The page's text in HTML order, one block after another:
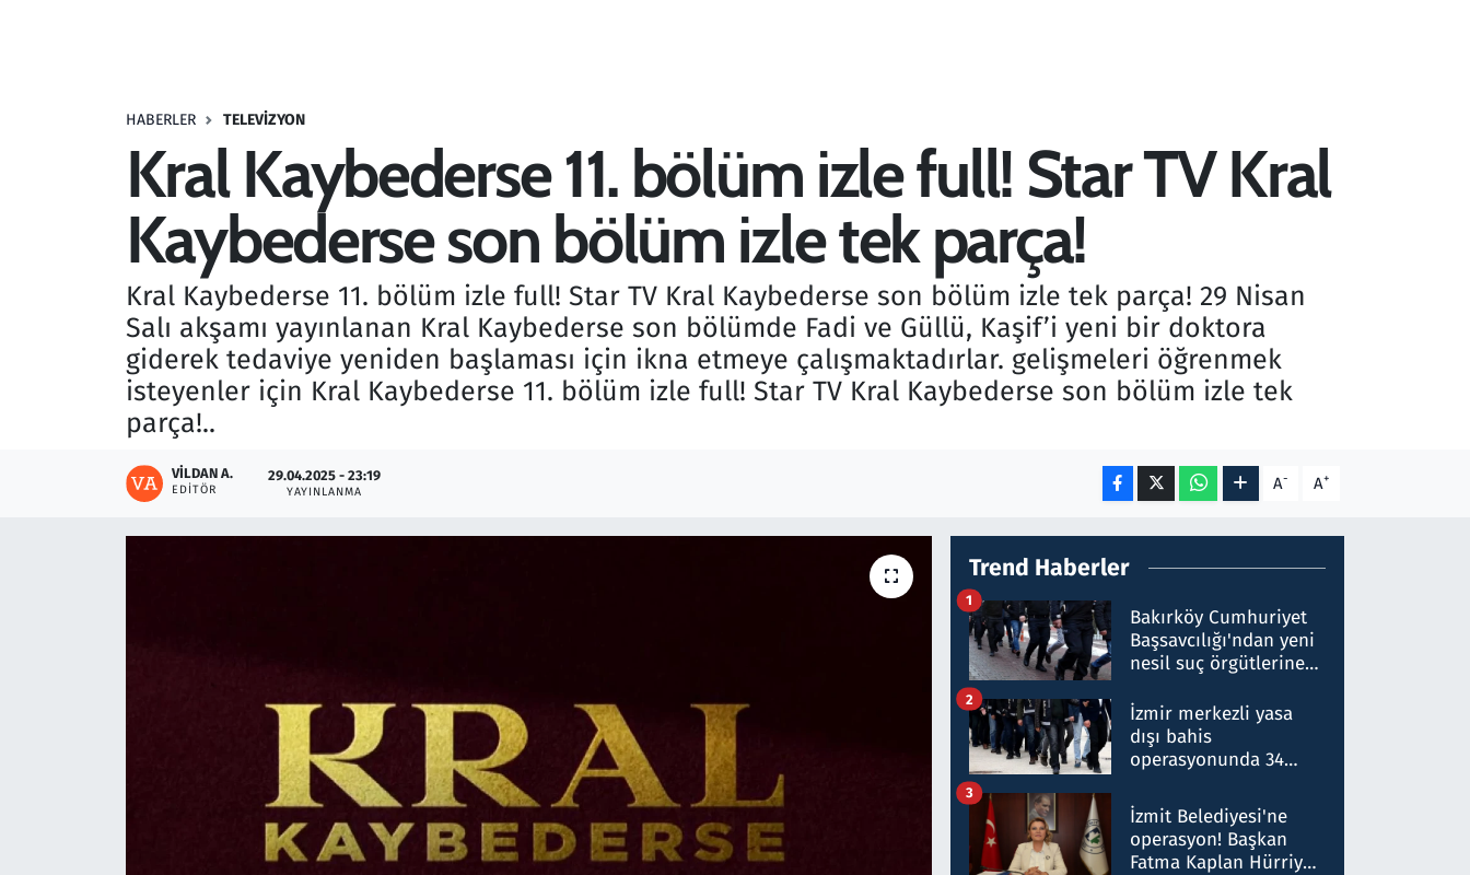
HABERLER TELEVIZYON
Kral Kaybederse 11. bölüm izle full! Star TV Kral
Kaybederse son bölüm izle tek parça!
Kral Kaybederse 11. bölüm izle full! Star TV Kral Kaybederse son bölüm izle tek parça! 29 Nisan
Salı akşamı yayınlanan Kral Kaybederse son bölümde Fadi ve Güllü, Kaşif’i yeni bir doktora
giderek tedaviye yeniden başlaması için ikna etmeye çalışmaktadırlar. gelişmeleri öğrenmek
isteyenler için Kral Kaybederse 11. bölüm izle full! Star TV Kral Kaybederse son bölüm izle tek
parça!..
VILDAN A.
EDITÖR
29.04.2025 - 23:19
YAYINLANMA A- A+
Trend Haberler
Bakırköy Cumhuriyet
Başsavcılığı'ndan yeni
nesil suç örgütlerine
hakkında gözaltı kararı
1
İzmir merkezli yasa
dışı bahis
operasyonunda 34
Milyar liralık para
trafiği tespit edildi
2
İzmit Belediyesi'ne
operasyon! Başkan
Fatma Kaplan Hürriyet
3
Savunma Sanayi
Teknoloji ve Bilim
Televizyon